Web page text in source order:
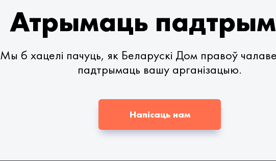
Атрымаць
Мы б хацелі пачуць, як Беларускі Дом правоў
падтрымаць вашу арганізацыю.
Напісаць нам